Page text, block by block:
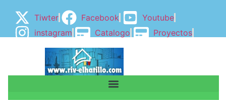
Tiwter Facebook
Youtube
instagram
Catalogo
Proyectos
BLOGGER
BLOG